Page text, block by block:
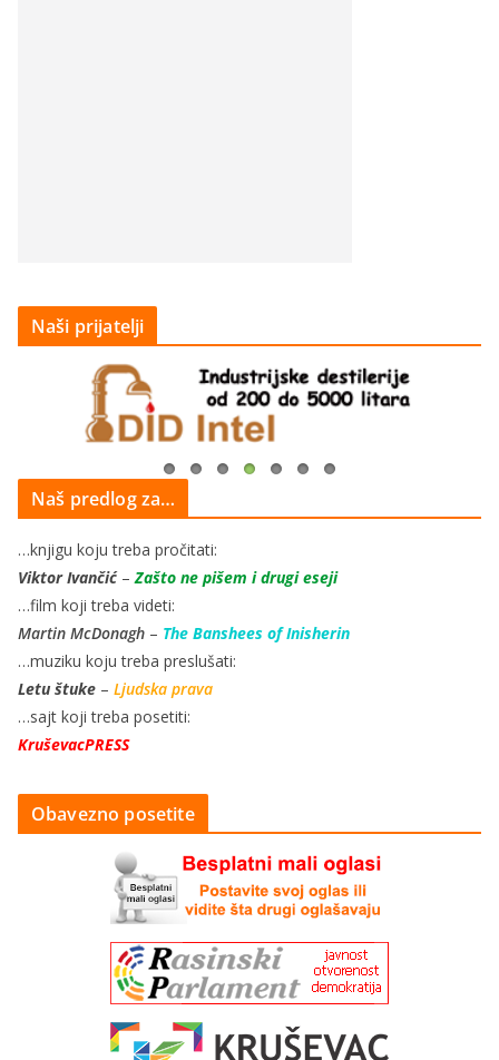
Naši prijatelji
Naš predlog za…
…knjigu koju treba pročitati:
Viktor Ivančić–Zašto ne pišem i drugi eseji
…film koji treba videti:
Martin McDonagh – The Banshees of Inisherin
…muziku koju treba preslušati:
Letu štuke – Ljudska prava
…sajt koji treba posetiti:
KruševacPRESS
Obavezno posetite